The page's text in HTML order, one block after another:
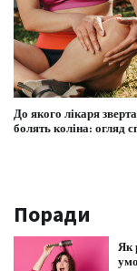
До якого лікаря
болять коліна: огляд
Поради
Як